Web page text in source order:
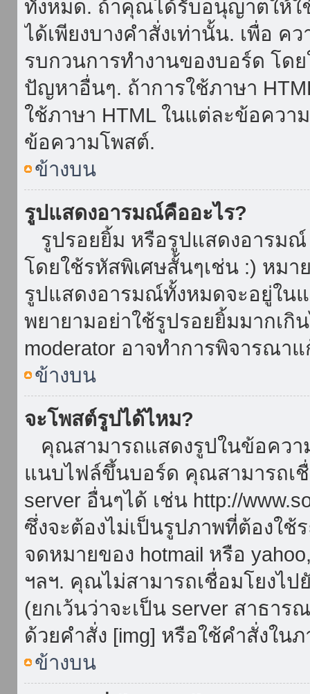
ทั้งหมด. ถ้าคุณได้รับอนุญาตให้ใ
ได้เพียงบางคำสั่งเท่านั้น. เพื่อ
รบกวนการทำงานของบอร์ด โด
ปัญหาอื่นๆ. ถ้าการใช้ภาษา
ใช้ภาษา HTML ในแต่ละข้อคว
ข้อความโพสต์.
ข้างบน
รูปแสดงอารมณ์คืออะไร?
รูปรอยยิ้ม หรือรูปแสดงอารมณ์
โดยใช้รหัสพิเศษสั้นๆเช่น :) หมา
รูปแสดงอารมณ์ทั้งหมดจะอยู่ใ
พยายามอย่าใช้รูปรอยยิ้มมากเกิ
moderator อาจทำการพิจารณา
ข้างบน
จะโพสต์รูปได้ไหม?
คุณสามารถแสดงรูปในข้อคว
แนบไฟล์ขึ้นบอร์ด คุณสามารถเชื่
server อื่นๆได้ เช่น http://
ซึ่งจะต้องไม่เป็นรูปภาพที่ต้องใ
จดหมายของ hotmail หรือ
ฯลฯ. คุณไม่สามารถเชื่อมโยงไ
(ยกเว้นว่าจะเป็น server สาธาร
ด้วยคำสั่ง [img] หรือใช้คำสั่งใ
ข้างบน